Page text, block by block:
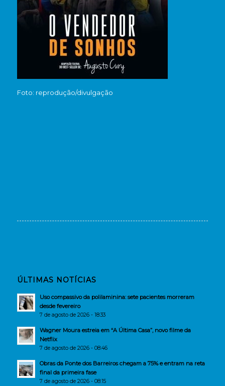
Foto: reprodução/divulgação
ÚLTIMAS NOTÍCIAS
Uso compassivo da polilaminina: sete pacientes morreram
desde fevereiro
7 de agosto de 2026 - 18:33
Wagner Moura estreia em “A Última Casa”, novo filme da
Netflix
7 de agosto de 2026 - 08:46
Obras da Ponte dos Barreiros chegam a 75% e entram na reta
final da primeira fase
7 de agosto de 2026 - 08:15